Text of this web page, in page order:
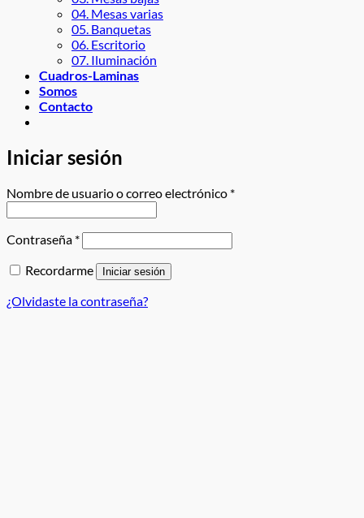
04. Mesas varias
05. Banquetas
06. Escritorio
07. Iluminación
Cuadros-Laminas
Somos
Contacto
Iniciar sesión
Nombre de usuario o correo electrónico *Requerido
Contraseña *Requerido
Recordarme Iniciar sesión
¿Olvidaste la contraseña?